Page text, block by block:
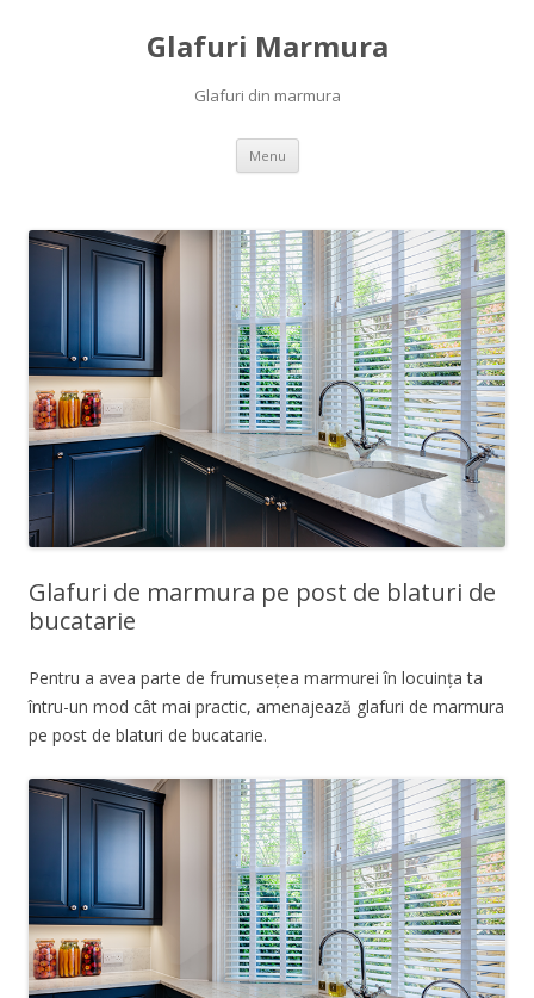
Glafuri Marmura
Glafuri din marmura
Menu Skip to content
Glafuri de marmura pe post de blaturi de
bucatarie
Pentru a avea parte de frumusețea marmurei în locuința ta
întru-un mod cât mai practic, amenajează glafuri de marmura
pe post de blaturi de bucatarie.